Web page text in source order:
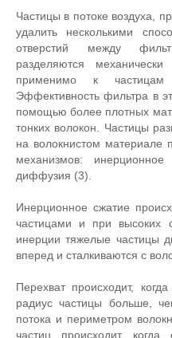
Частицы в потоке воздуха,
удалить несколькими
отверстий между
разделяются
применимо к
Эффективность фильтра в
помощью более плотных
тонких волокон. Частицы
на волокнистом материале
механизмов:
диффузия (3).
Инерционное сжатие
частицами и при высоких
инерции тяжелые частицы
вперед и сталкиваются с
Перехват происходит,
радиус частицы больше,
потока и периметром
частиц происходит,